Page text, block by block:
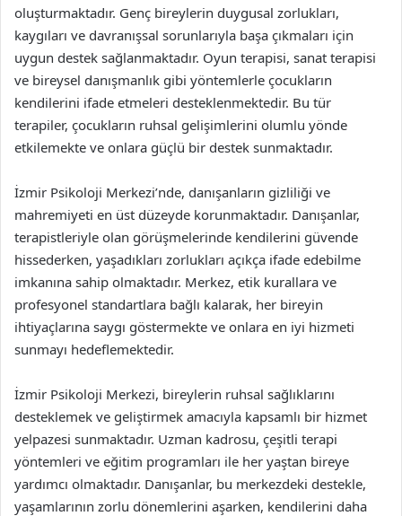
oluşturmaktadır. Genç bireylerin duygusal zorlukları,
kaygıları ve davranışsal sorunlarıyla başa çıkmaları için
uygun destek sağlanmaktadır. Oyun terapisi, sanat terapisi
ve bireysel danışmanlık gibi yöntemlerle çocukların
kendilerini ifade etmeleri desteklenmektedir. Bu tür
terapiler, çocukların ruhsal gelişimlerini olumlu yönde
etkilemekte ve onlara güçlü bir destek sunmaktadır.
İzmir Psikoloji Merkezi’nde, danışanların gizliliği ve
mahremiyeti en üst düzeyde korunmaktadır. Danışanlar,
terapistleriyle olan görüşmelerinde kendilerini güvende
hissederken, yaşadıkları zorlukları açıkça ifade edebilme
imkanına sahip olmaktadır. Merkez, etik kurallara ve
profesyonel standartlara bağlı kalarak, her bireyin
ihtiyaçlarına saygı göstermekte ve onlara en iyi hizmeti
sunmayı hedeflemektedir.
İzmir Psikoloji Merkezi, bireylerin ruhsal sağlıklarını
desteklemek ve geliştirmek amacıyla kapsamlı bir hizmet
yelpazesi sunmaktadır. Uzman kadrosu, çeşitli terapi
yöntemleri ve eğitim programları ile her yaştan bireye
yardımcı olmaktadır. Danışanlar, bu merkezdeki destekle,
yaşamlarının zorlu dönemlerini aşarken, kendilerini daha